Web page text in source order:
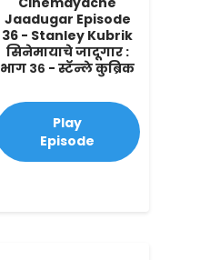
Jaadugar Episode
36 - Stanley Kubrik
सिनेमायाचे जादूगार :
भाग ३६ - स्टॅन्ले कुब्रिक
Play
Episode